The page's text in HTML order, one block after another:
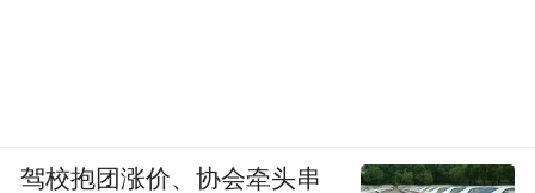
驾校抱团涨价、协会牵头串